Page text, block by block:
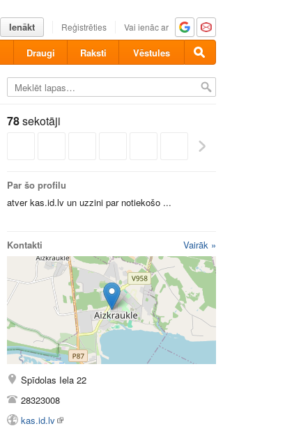
Ienākt Reģistrēties Vai ienāc ar
Draugi Raksti Vēstules
78sekotāji
Par šo profilu
atver kas.id.lv un uzzini par notiekošo ...
Kontakti Vairāk »
Spīdolas Iela 22
28323008
kas.id.lv